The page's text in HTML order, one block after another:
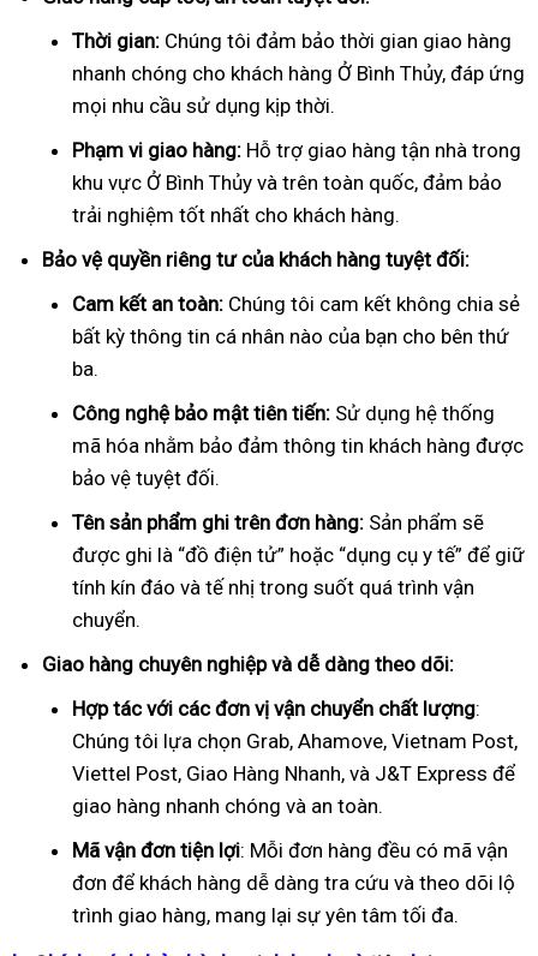
Thời gian: Chúng tôi đảm bảo thời gian giao hàng
nhanh chóng cho khách hàng Ở Bình Thủy, đáp ứng
mọi nhu cầu sử dụng kịp thời.
Phạm vi giao hàng: Hỗ trợ giao hàng tận nhà trong
khu vực Ở Bình Thủy và trên toàn quốc, đảm bảo
trải nghiệm tốt nhất cho khách hàng.
Bảo vệ quyền riêng tư của khách hàng tuyệt đối:
Cam kết an toàn: Chúng tôi cam kết không chia sẻ
bất kỳ thông tin cá nhân nào của bạn cho bên thứ
ba.
Công nghệ bảo mật tiên tiến: Sử dụng hệ thống
mã hóa nhằm bảo đảm thông tin khách hàng được
bảo vệ tuyệt đối.
Tên sản phẩm ghi trên đơn hàng: Sản phẩm sẽ
được ghi là “đồ điện tử” hoặc “dụng cụ y tế” để giữ
tính kín đáo và tế nhị trong suốt quá trình vận
chuyển.
Giao hàng chuyên nghiệp và dễ dàng theo dõi:
Hợp tác với các đơn vị vận chuyển chất lượng:
Chúng tôi lựa chọn Grab, Ahamove, Vietnam Post,
Viettel Post, Giao Hàng Nhanh, và J&T Express để
giao hàng nhanh chóng và an toàn.
Mã vận đơn tiện lợi: Mỗi đơn hàng đều có mã vận
đơn để khách hàng dễ dàng tra cứu và theo dõi lộ
trình giao hàng, mang lại sự yên tâm tối đa.